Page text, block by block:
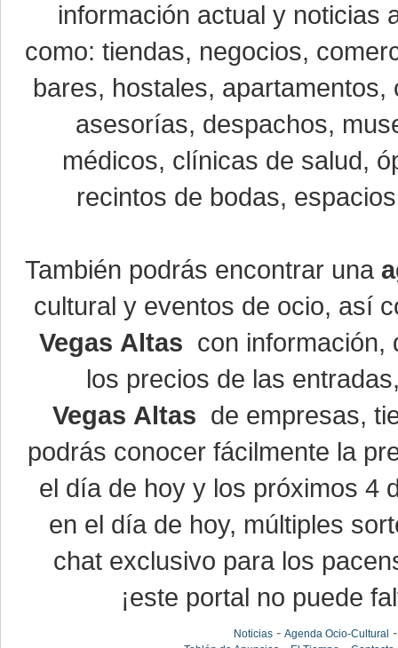
información actual y noticias
como: tiendas, negocios,
bares, hostales,
asesorías, despachos,
médicos, clínicas de salud,
recintos de bodas,
También podrás encontrar una
cultural y eventos de ocio, así
Vegas Altas con información,
los precios de las
Vegas Altas de empresas,
podrás conocer fácilmente la
el día de hoy y los próximos 4
en el día de hoy, múltiples
chat exclusivo para los
¡este portal no puede
Noticias -Agenda Ocio-Cultural